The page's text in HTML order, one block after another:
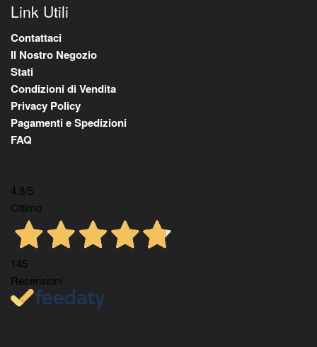
Link Utili
Contattaci
Il Nostro Negozio
Stati
Condizioni di Vendita
Privacy Policy
Pagamenti e Spedizioni
FAQ
4,8/5
Ottimo
145
Recensioni